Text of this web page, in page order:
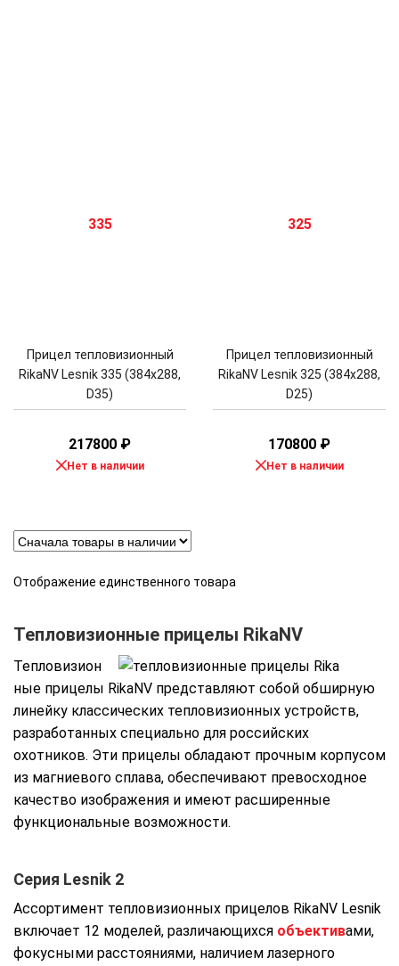
Прицел тепловизионный
RikaNV Lesnik 335 (384x288,
D35)
217800 ₽
Нет в наличии
Прицел тепловизионный
RikaNV Lesnik 325 (384x288,
D25)
170800 ₽
Нет в наличии
Отображение единственного товара
Тепловизионные прицелы RikaNV
Тепловизион
ные прицелы RikaNV представляют собой обширную
линейку классических тепловизионных устройств,
разработанных специально для российских
охотников. Эти прицелы обладают прочным корпусом
из магниевого сплава, обеспечивают превосходное
качество изображения и имеют расширенные
функциональные возможности.
Серия Lesnik 2
Ассортимент тепловизионных прицелов RikaNV Lesnik
включает 12 моделей, различающихся объективами,
фокусными расстояниями, наличием лазерного